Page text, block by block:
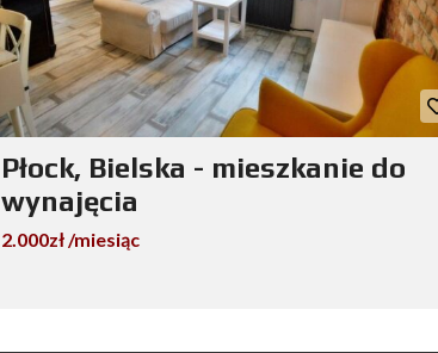
Płock, Bielska - mieszkanie do
wynajęcia
2.000zł /miesiąc